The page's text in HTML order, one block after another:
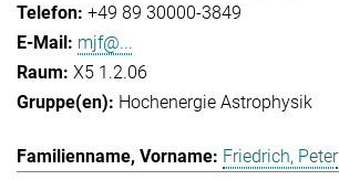
+49 89 30000-3849
mjf@...
X5 1.2.06
Hochenergie Astrophysik
Friedrich, Peter